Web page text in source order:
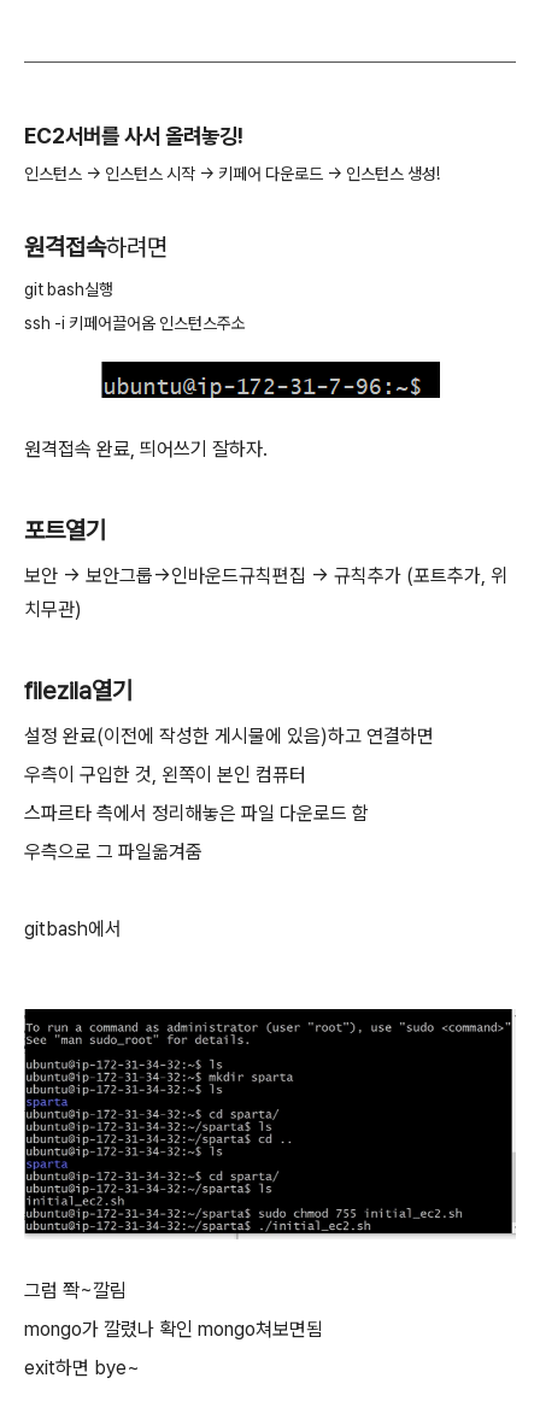
EC2서버를 사서 올려놓깅!
인스턴스 -> 인스턴스 시작 -> 키페어 다운로드 -> 인스턴스 생성!
원격접속하려면
git bash실행
ssh -i 키페어끌어옴 인스턴스주소
원격접속 완료, 띄어쓰기 잘하자.
포트열기
보안 -> 보안그룹->인바운드규칙편집 -> 규칙추가 (포트추가, 위
치무관)
filezila열기
설정 완료(이전에 작성한 게시물에 있음)하고 연결하면
우측이 구입한 것, 왼쪽이 본인 컴퓨터
스파르타 측에서 정리해놓은 파일 다운로드 함
우측으로 그 파일옮겨줌
gitbash에서
그럼 쫙~깔림
mongo가 깔렸나 확인 mongo쳐보면됨
exit하면 bye~